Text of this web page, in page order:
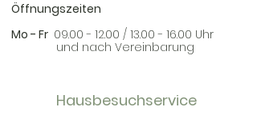
Öffnungszeiten
Mo - Fr 09.00 - 12.00 / 13.00 - 16.00 Uhr
und nach Vereinbarung
Hausbesuchservice